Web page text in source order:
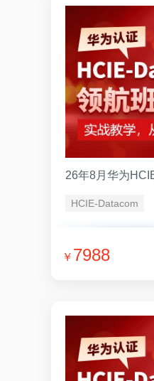
HCIE-Datacom
￥ 7988